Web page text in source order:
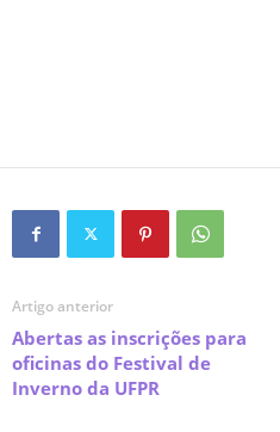
Artigo anterior
Abertas as inscrições para
oficinas do Festival de
Inverno da UFPR